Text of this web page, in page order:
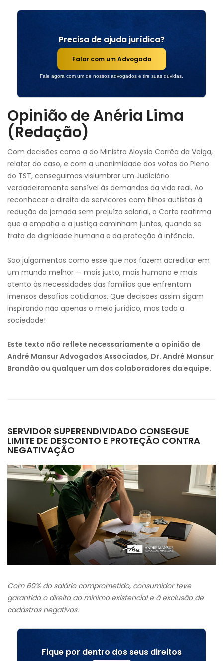
Precisa de ajuda jurídica?
Falar com um Advogado
Fale agora com um de nossos advogados e tire suas dúvidas.
Opinião de Anéria Lima
(Redação)
Com decisões como a do Ministro Aloysio Corrêa da Veiga,
relator do caso, e com a unanimidade dos votos do Pleno
do TST, conseguimos vislumbrar um Judiciário
verdadeiramente sensível às demandas da vida real. Ao
reconhecer o direito de servidores com filhos autistas à
redução da jornada sem prejuízo salarial, a Corte reafirma
que a empatia e a justiça caminham juntas, quando se
trata da dignidade humana e da proteção à infância.
São julgamentos como esse que nos fazem acreditar em
um mundo melhor — mais justo, mais humano e mais
atento às necessidades das famílias que enfrentam
imensos desafios cotidianos. Que decisões assim sigam
inspirando não apenas o meio jurídico, mas toda a
sociedade!
Este texto não reflete necessariamente a opinião de
André Mansur Advogados Associados, Dr. André Mansur
Brandão ou qualquer um dos colaboradores da equipe.
SERVIDOR SUPERENDIVIDADO CONSEGUE
LIMITE DE DESCONTO E PROTEÇÃO CONTRA
NEGATIVAÇÃO
Com 60% do salário comprometido, consumidor teve
garantido o direito ao mínimo existencial e à exclusão de
cadastros negativos.
Fique por dentro dos seus direitos